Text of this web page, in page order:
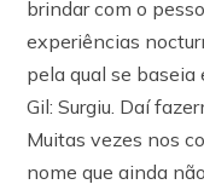
brindar com o
experiências
pela qual se baseia
Gil: Surgiu. Daí
Muitas vezes nos
nome que ainda